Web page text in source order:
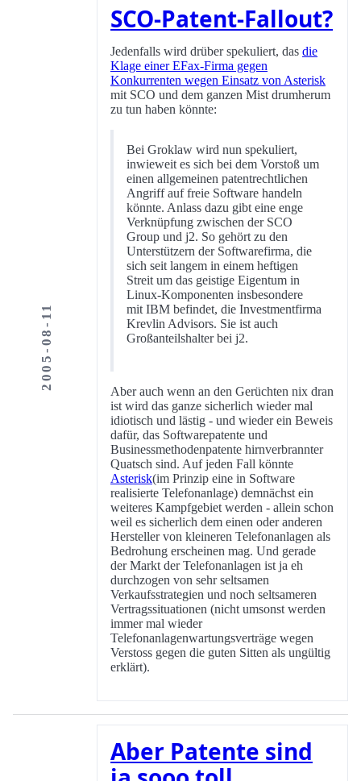
2005-08-11
SCO-Patent-Fallout?
Jedenfalls wird drüber spekuliert, das die
Klage einer EFax-Firma gegen
Konkurrenten wegen Einsatz von Asterisk
mit SCO und dem ganzen Mist drumherum
zu tun haben könnte:
Bei Groklaw wird nun spekuliert,
inwieweit es sich bei dem Vorstoß um
einen allgemeinen patentrechtlichen
Angriff auf freie Software handeln
könnte. Anlass dazu gibt eine enge
Verknüpfung zwischen der SCO
Group und j2. So gehört zu den
Unterstützern der Softwarefirma, die
sich seit langem in einem heftigen
Streit um das geistige Eigentum in
Linux-Komponenten insbesondere
mit IBM befindet, die Investmentfirma
Krevlin Advisors. Sie ist auch
Großanteilshalter bei j2.
Aber auch wenn an den Gerüchten nix dran
ist wird das ganze sicherlich wieder mal
idiotisch und lästig - und wieder ein Beweis
dafür, das Softwarepatente und
Businessmethodenpatente hirnverbrannter
Quatsch sind. Auf jeden Fall könnte
Asterisk(im Prinzip eine in Software
realisierte Telefonanlage) demnächst ein
weiteres Kampfgebiet werden - allein schon
weil es sicherlich dem einen oder anderen
Hersteller von kleineren Telefonanlagen als
Bedrohung erscheinen mag. Und gerade
der Markt der Telefonanlagen ist ja eh
durchzogen von sehr seltsamen
Verkaufsstrategien und noch seltsameren
Vertragssituationen (nicht umsonst werden
immer mal wieder
Telefonanlagenwartungsverträge wegen
Verstoss gegen die guten Sitten als ungültig
erklärt).
Aber Patente sind